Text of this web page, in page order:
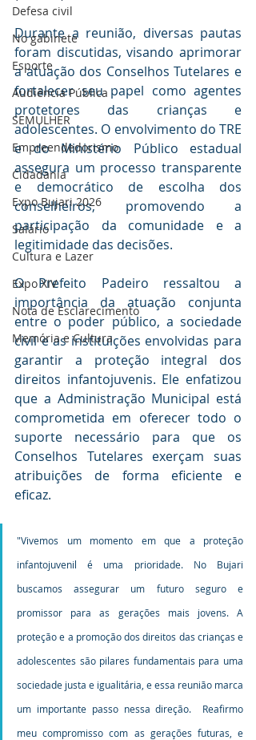
Defesa civil
No gabinete
Esporte
Audiência Pública
SEMULHER
Empreendedorismo
Cidadania
Expo Bujari 2026
Salário
Cultura e Lazer
Expo XIV
Nota de Esclarecimento
Memória e Cultura
Durante a reunião, diversas pautas
foram discutidas, visando aprimorar
a atuação dos Conselhos Tutelares e
fortalecer seu papel como agentes
protetores das crianças e
adolescentes. O envolvimento do TRE
e do Ministério Público estadual
assegura um processo transparente
e democrático de escolha dos
conselheiros, promovendo a
participação da comunidade e a
legitimidade das decisões.
O Prefeito Padeiro ressaltou a
importância da atuação conjunta
entre o poder público, a sociedade
civil e as instituições envolvidas para
garantir a proteção integral dos
direitos infantojuvenis. Ele enfatizou
que a Administração Municipal está
comprometida em oferecer todo o
suporte necessário para que os
Conselhos Tutelares exerçam suas
atribuições de forma eficiente e
eficaz.
"Vivemos um momento em que a proteção
infantojuvenil é uma prioridade. No Bujari
buscamos assegurar um futuro seguro e
promissor para as gerações mais jovens. A
proteção e a promoção dos direitos das crianças e
adolescentes são pilares fundamentais para uma
sociedade justa e igualitária, e essa reunião marca
um importante passo nessa direção.  Reafirmo
meu compromisso com as gerações futuras, e